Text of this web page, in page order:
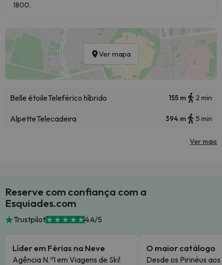
1800.
Ver mapa
Belle étoileTeleférico híbrido 155 m 2 min
AlpetteTelecadeira 394 m 5 min
Ver mais
Reserve com confiança com a
Esquiades.com
Trustpilot 4.4/5
Líder em Férias na Neve
Agência N.º1 em Viagens de Ski!
O maior catálogo
Desde os Pirinéus